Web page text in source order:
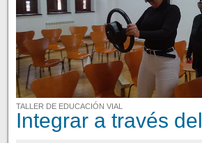
TALLER DE EDUCACIÓN VIAL
Integrar a través